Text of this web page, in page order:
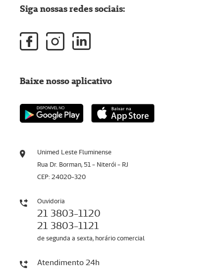
Unimed Leste Fluminense
Rua Dr. Borman, 51 - Niterói - RJ
CEP: 24020-320
Ouvidoria
21 3803-1120
21 3803-1121
de segunda a sexta, horário comercial
Atendimento 24h
Siga nossas redes sociais:
Baixe nosso aplicativo